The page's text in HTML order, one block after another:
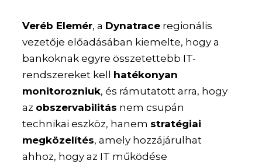
Veréb Elemér, a Dynatrace regionális
vezetője előadásában kiemelte, hogy a
bankoknak egyre összetettebb IT-
rendszereket kell hatékonyan
monitorozniuk, és rámutatott arra, hogy
az obszervabilitás nem csupán
technikai eszköz, hanem stratégiai
megközelítés, amely hozzájárulhat
ahhoz, hogy az IT működése